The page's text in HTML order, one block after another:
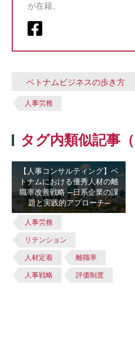
が在籍。
ベトナムビジネスの歩き方
人事労務
タグ内類似記事
【人事コンサルティング】ベ
トナムにおける優秀人材の離
職率改善戦略 ─日系企業の課
題と実践的アプローチ─
人事労務
リテンション
人材定着 離職率
人事戦略 評価制度